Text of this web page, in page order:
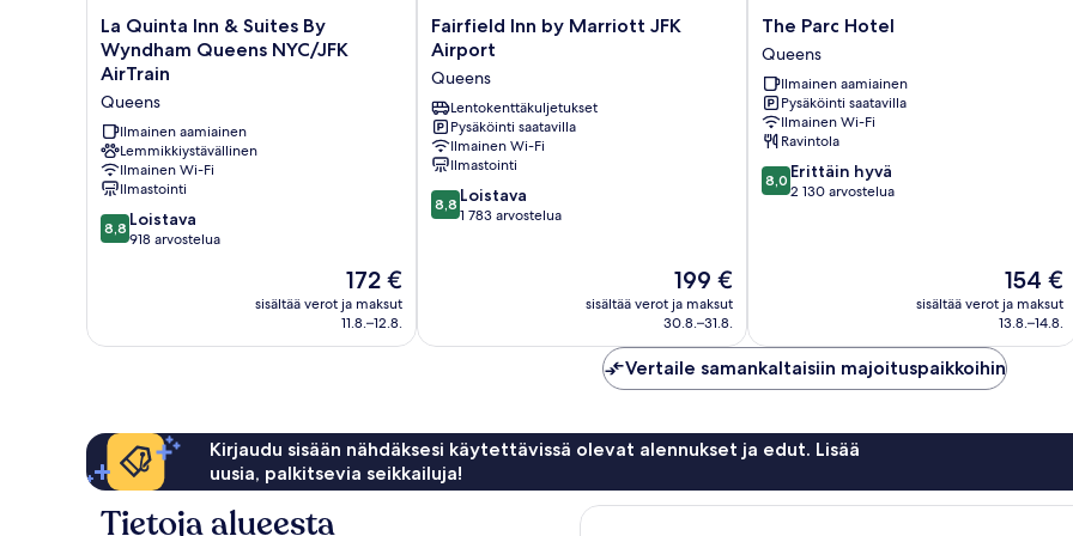
La
Quinta
Inn
&
Suites
By
Wyndham
Queens
NYC/JFK
AirTrain
Queens
La Quinta Inn & Suites By
Wyndham Queens NYC/JFK
AirTrain
Queens
Ilmainen aamiainen
Lemmikkiystävällinen
Ilmainen Wi-Fi
Ilmastointi
8.8
kautta
8,8 Loistava
918 arvostelua
Hinta
on
172 €
172 €
sisältää verot ja maksut
11.8.–12.8.
Fairfield
Inn
Marriott
JFK
Airport
Queens
Fairfield Inn by Marriott JFK
Airport
Queens
Lentokenttäkuljetukset
Pysäköinti saatavilla
Ilmainen Wi-Fi
Ilmastointi
8.8
kautta
8,8 Loistava
1 783 arvostelua
Hinta
on
199 €
199 €
sisältää verot ja maksut
30.8.–31.8.
The
Parc
Hotel
Queens
The Parc Hotel
Queens
Ilmainen aamiainen
Pysäköinti saatavilla
Ilmainen Wi-Fi
Ravintola
8.0
kautta
8,0 Erittäin hyvä
2 130 arvostelua
Hinta
on
154 €
154 €
sisältää verot ja maksut
13.8.–14.8.
Vertaile samankaltaisiin majoituspaikkoihin
Kirjaudu sisään nähdäksesi käytettävissä olevat alennukset ja edut. Lisää
uusia, palkitsevia seikkailuja!
Tietoja alueesta